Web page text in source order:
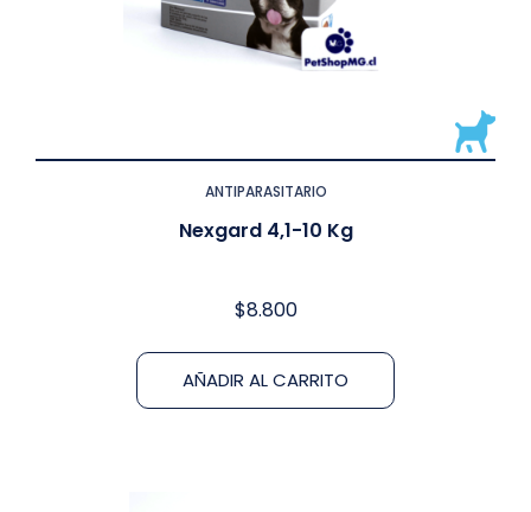
ANTIPARASITARIO
Nexgard 4,1-10 Kg
$8.800
AÑADIR AL CARRITO